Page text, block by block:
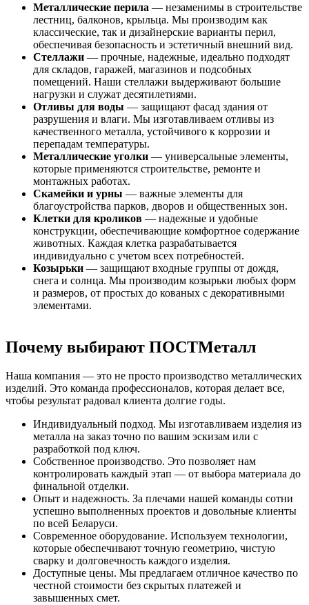
Металлические перила — незаменимы в строительстве
лестниц, балконов, крыльца. Мы производим как
классические, так и дизайнерские варианты перил,
обеспечивая безопасность и эстетичный внешний вид.
Стеллажи — прочные, надежные, идеально подходят
для складов, гаражей, магазинов и подсобных
помещений. Наши стеллажи выдерживают большие
нагрузки и служат десятилетиями.
Отливы для воды — защищают фасад здания от
разрушения и влаги. Мы изготавливаем отливы из
качественного металла, устойчивого к коррозии и
перепадам температуры.
Металлические уголки — универсальные элементы,
которые применяются строительстве, ремонте и
монтажных работах.
Скамейки и урны — важные элементы для
благоустройства парков, дворов и общественных зон.
Клетки для кроликов — надежные и удобные
конструкции, обеспечивающие комфортное содержание
животных. Каждая клетка разрабатывается
индивидуально с учетом всех потребностей.
Козырьки — защищают входные группы от дождя,
снега и солнца. Мы производим козырьки любых форм
и размеров, от простых до кованых с декоративными
элементами.
Почему выбирают ПОСТМеталл
Наша компания — это не просто производство металлических
изделий. Это команда профессионалов, которая делает все,
чтобы результат радовал клиента долгие годы.
Индивидуальный подход. Мы изготавливаем изделия из
металла на заказ точно по вашим эскизам или с
разработкой под ключ.
Собственное производство. Это позволяет нам
контролировать каждый этап — от выбора материала до
финальной отделки.
Опыт и надежность. За плечами нашей команды сотни
успешно выполненных проектов и довольные клиенты
по всей Беларуси.
Современное оборудование. Используем технологии,
которые обеспечивают точную геометрию, чистую
сварку и долговечность каждого изделия.
Доступные цены. Мы предлагаем отличное качество по
честной стоимости без скрытых платежей и
завышенных смет.